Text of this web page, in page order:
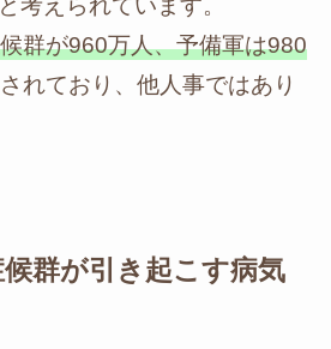
考えられています。
群が960万人、予備軍は980
れており、他人事ではあり
群が引き起こす病気